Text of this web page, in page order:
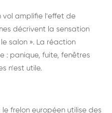
vol amplifie l'effet de
décrivent la sensation
salon ». La réaction
: panique, fuite, fenêtres
n'est utile.
frelon européen utilise des